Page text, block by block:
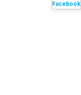
Facebook